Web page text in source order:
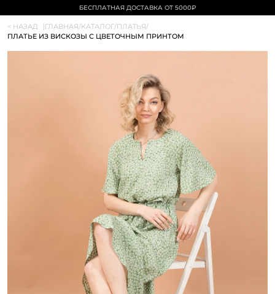
БЕСПЛАТНАЯ ДОСТАВКА ОТ 5000₽
< НАЗАД |ГЛАВНАЯ/КАТАЛОГ/ПЛАТЬЯ/
ПЛАТЬЕ ИЗ ВИСКОЗЫ С ЦВЕТОЧНЫМ ПРИНТОМ